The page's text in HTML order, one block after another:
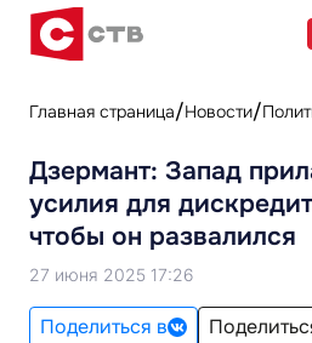
Главная страница Новости
Дзермант: Запад
усилия для
чтобы он развалился
27 июня 2025 17:26
Поделиться в